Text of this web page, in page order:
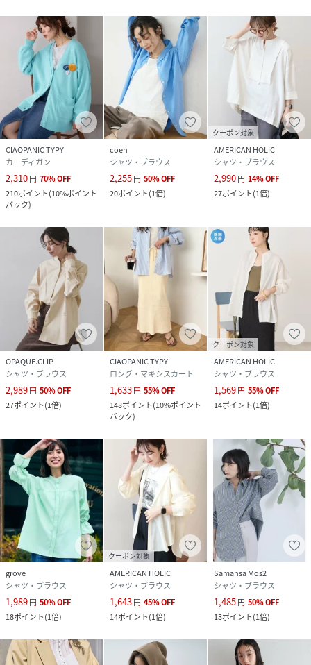
CIAOPANIC TYPY
カーディガン
2,310円 70%OFF
210ポイント(10%ポイント
バック)
coen
シャツ・ブラウス
2,255円 50%OFF
20ポイント(1倍)
クーポン対象
AMERICAN HOLIC
シャツ・ブラウス
2,990円 14%OFF
27ポイント(1倍)
OPAQUE.CLIP
シャツ・ブラウス
2,989円 50%OFF
27ポイント(1倍)
CIAOPANIC TYPY
ロング・マキシスカート
1,633円 55%OFF
148ポイント(10%ポイント
バック)
クーポン対象
AMERICAN HOLIC
シャツ・ブラウス
1,569円 55%OFF
14ポイント(1倍)
grove
シャツ・ブラウス
1,989円 50%OFF
18ポイント(1倍)
クーポン対象
AMERICAN HOLIC
シャツ・ブラウス
1,643円 45%OFF
14ポイント(1倍)
Samansa Mos2
シャツ・ブラウス
1,485円 50%OFF
13ポイント(1倍)